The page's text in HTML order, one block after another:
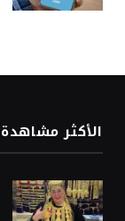
الأكثر مشاهدة